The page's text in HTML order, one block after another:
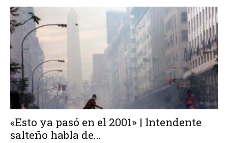
«Esto ya pasó en el 2001» | Intendente
salteño habla de...